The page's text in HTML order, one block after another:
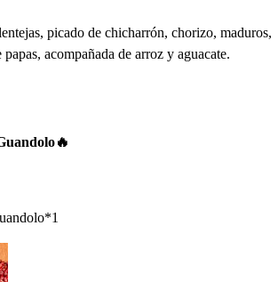
picado de chicharrón, chorizo, maduros,
acompañada de arroz y aguacate.